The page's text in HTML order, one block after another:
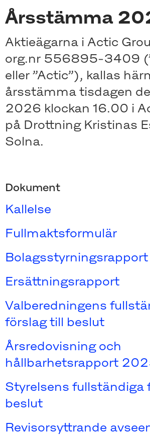
Årsstämma
Aktieägarna i Actic
org.nr 556895-3409
eller ”Actic”), kallas
årsstämma tisdagen
2026 klockan 16.00 i
på Drottning Kristinas
Solna.
Dokument
Kallelse
Fullmaktsformulär
Bolagsstyrningsrapport
Ersättningsrapport
Valberedningens
förslag till beslut
Årsredovisning och
hållbarhetsrapport
Styrelsens fullständiga
beslut
Revisorsyttrande